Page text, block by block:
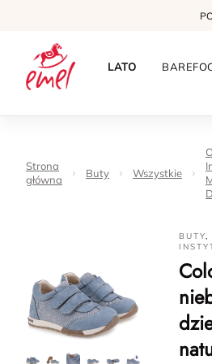
LATO
Strona
główna
Buty Wszystkie
BUTY